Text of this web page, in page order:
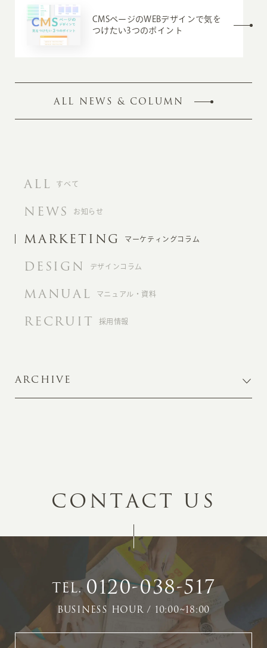
CMSページのWEBデザインで気を
つけたい3つのポイント
ALL NEWS & COLUMN
ALL すべて
NEWS お知らせ
MARKETING マーケティングコラム
DESIGN デザインコラム
MANUAL マニュアル・資料
RECRUIT 採用情報
ARCHIVE
CONTACT US
TEL.0120-038-517
BUSINESS HOUR / 10:00~18:00